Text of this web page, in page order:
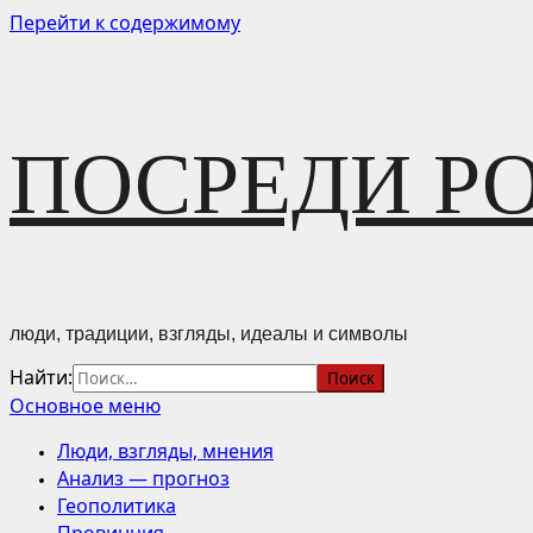
Перейти к содержимому
ПОСРЕДИ
люди, традиции, взгляды, идеалы и символы
Найти:
Основное меню
Люди, взгляды, мнения
Анализ — прогноз
Геополитика